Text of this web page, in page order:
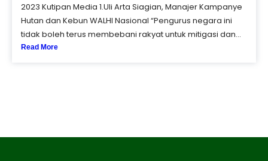
2023 Kutipan Media 1.Uli Arta Siagian, Manajer Kampanye
Hutan dan Kebun WALHI Nasional “Pengurus negara ini
tidak boleh terus membebani rakyat untuk mitigasi dan...
Read More